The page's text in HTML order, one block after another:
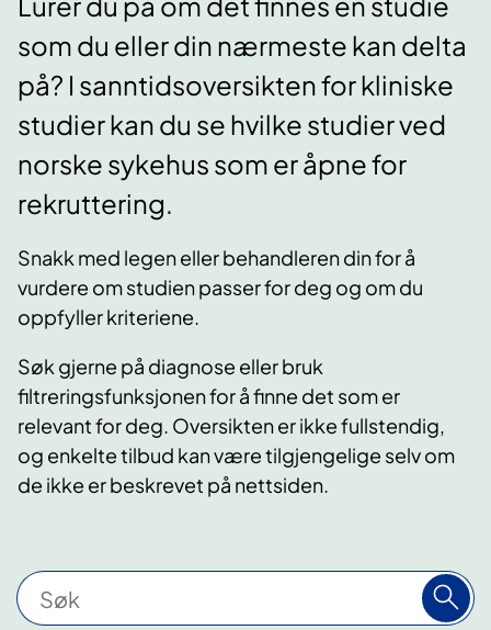
som du eller din nærmeste kan delta
på? I sanntidsoversikten for kliniske
studier kan du se hvilke studier ved
norske sykehus som er åpne for
rekruttering.
Snakk med legen eller behandleren din for å
vurdere om studien passer for deg og om du
oppfyller kriteriene.
Søk gjerne på diagnose eller bruk
filtreringsfunksjonen for å finne det som er
relevant for deg. Oversikten er ikke fullstendig,
og enkelte tilbud kan være tilgjengelige selv om
de ikke er beskrevet på nettsiden.
S
ø